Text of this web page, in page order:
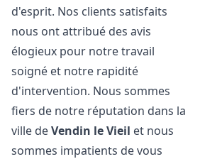
d'esprit. Nos clients satisfaits
nous ont attribué des avis
élogieux pour notre travail
soigné et notre rapidité
d'intervention. Nous sommes
fiers de notre réputation dans la
ville deVendin le Vieil et nous
sommes impatients de vous